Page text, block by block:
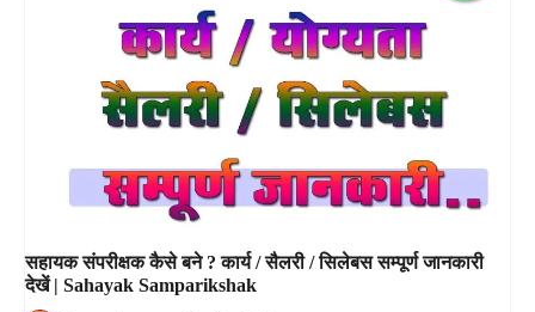
सहायक संपरीक्षक कैसे बने ? कार्य / सैलरी / सिलेबस सम्पूर्ण जानकारी
देखें | Sahayak Samparikshak